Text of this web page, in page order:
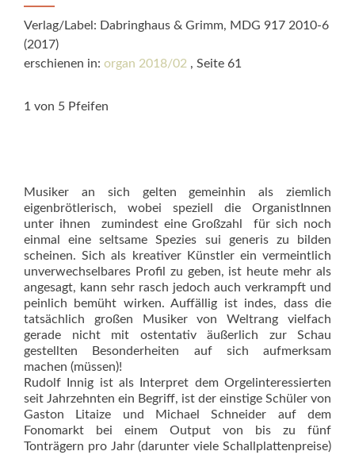
Verlag/Label: Dabringhaus & Grimm, MDG 917 2010-6
(2017)
erschienen in: organ 2018/02 , Seite 61
1 von 5 Pfeifen
Musiker an sich gelten gemeinhin als ziemlich
eigenbrötlerisch, wobei speziell die OrganistInnen
unter ih­nen  zumindest eine Großzahl  für sich noch
einmal eine seltsame Spezies sui generis zu bilden
scheinen. Sich als kreativer Künstler ein vermeintlich
unverwechselbares Profil zu geben, ist heute mehr als
angesagt, kann sehr rasch jedoch auch verkrampft und
peinlich bemüht wirken. Auffällig ist indes, dass die
tatsächlich großen Musiker von Weltrang vielfach
gerade nicht mit ostentativ äußerlich zur Schau
gestellten Besonderheiten auf sich aufmerksam
machen (müssen)!
Rudolf Innig ist als Interpret dem Orgelinteressierten
seit Jahrzehnten ein Begriff, ist der einstige Schüler von
Gaston Litaize und Michael Schneider auf dem
Fonomarkt bei einem Output von bis zu fünf
Tonträgern pro Jahr (darunter viele Schallplattenpreise)